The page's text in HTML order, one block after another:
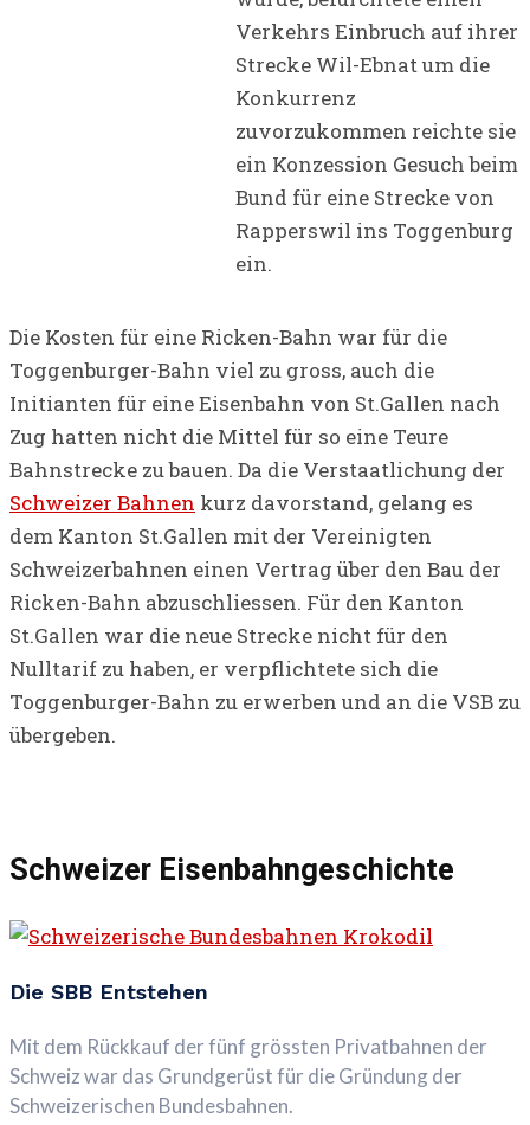
Verkehrs Einbruch auf ihrer
Strecke Wil-Ebnat um die
Konkurrenz
zuvorzukommen reichte sie
ein Konzession Gesuch beim
Bund für eine Strecke von
Rapperswil ins Toggenburg
ein.
Die Kosten für eine Ricken-Bahn war für die
Toggenburger-Bahn viel zu gross, auch die
Initianten für eine Eisenbahn von St.Gallen nach
Zug hatten nicht die Mittel für so eine Teure
Bahnstrecke zu bauen. Da die Verstaatlichung der
Schweizer Bahnen kurz davorstand, gelang es
dem Kanton St.Gallen mit der Vereinigten
Schweizerbahnen einen Vertrag über den Bau der
Ricken-Bahn abzuschliessen. Für den Kanton
St.Gallen war die neue Strecke nicht für den
Nulltarif zu haben, er verpflichtete sich die
Toggenburger-Bahn zu erwerben und an die VSB zu
übergeben.
Schweizer Eisenbahngeschichte
Die SBB Entstehen
Mit dem Rückkauf der fünf grössten Privatbahnen der
Schweiz war das Grundgerüst für die Gründung der
Schweizerischen Bundesbahnen.